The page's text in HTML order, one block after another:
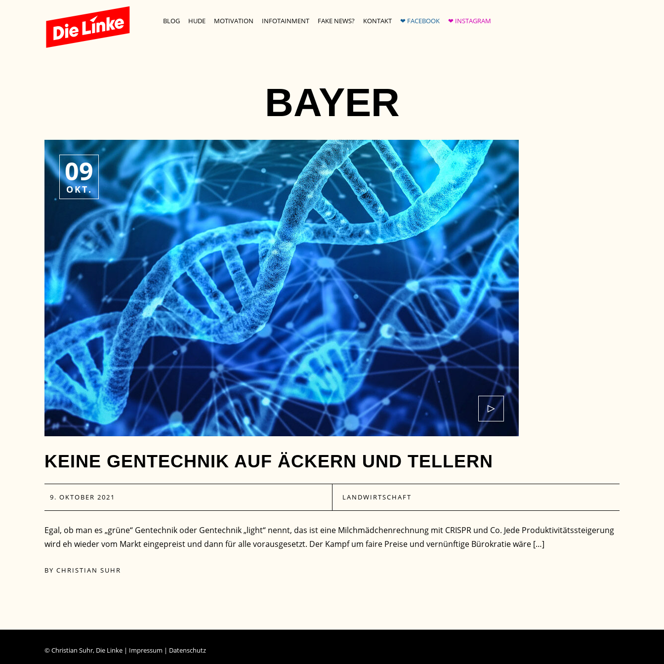
BLOG HUDE MOTIVATION INFOTAINMENT FAKE NEWS? KONTAKT ❤ FACEBOOK ❤ INSTAGRAM
BAYER
09
OKT.
KEINE GENTECHNIK AUF ÄCKERN UND TELLERN
9. OKTOBER 2021 LANDWIRTSCHAFT
Egal, ob man es „grüne“ Gentechnik oder Gentechnik „light“ nennt, das ist eine Milchmädchenrechnung mit CRISPR und Co. Jede Produktivitätssteigerung
wird eh wieder vom Markt eingepreist und dann für alle vorausgesetzt. Der Kampf um faire Preise und vernünftige Bürokratie wäre […]
BY CHRISTIAN SUHR
© Christian Suhr, Die Linke | Impressum | Datenschutz